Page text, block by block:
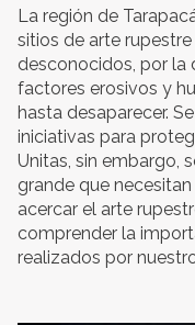
La región de
sitios de arte
desconocidos, por la
factores erosivos y
hasta desaparecer.
iniciativas para
Unitas, sin embargo,
grande que
acercar el arte
comprender la
realizados por